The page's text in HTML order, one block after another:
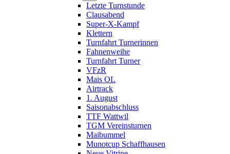
Letzte Turnstunde
Clausabend
Super-X-Kampf
Klettern
Turnfahrt Turnerinnen
Fahnenweihe
Turnfahrt Turner
VFzR
Mais OL
Airtrack
1. August
Saisonabschluss
TTF Wattwil
TGM Vereinsturnen
Maibummel
Munotcup Schaffhausen